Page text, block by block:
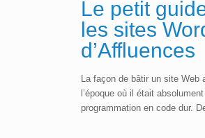
Le petit
les sites
d’Affluences
La façon de bâtir un site Web
l’époque où il était
programmation en code dur.